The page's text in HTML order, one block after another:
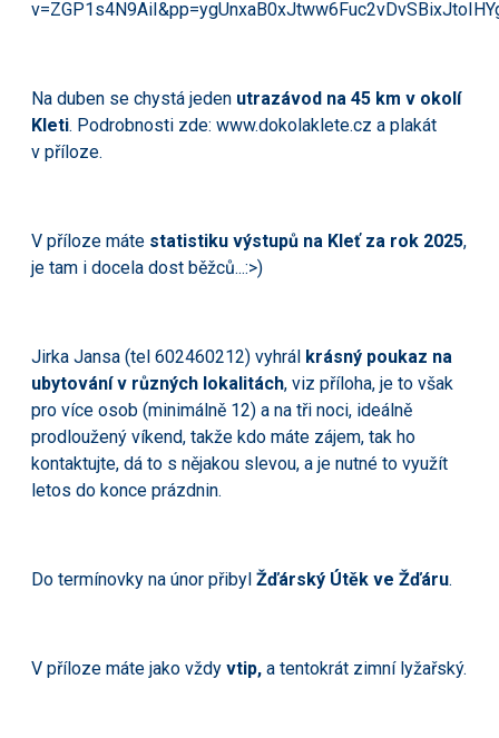
Na duben se chystá jeden utrazávod na 45 km v okolí
Kleti. Podrobnosti zde: www.dokolaklete.cz a plakát
v příloze.
V příloze máte statistiku výstupů na Kleť za rok 2025,
je tam i docela dost běžců...:>)
Jirka Jansa (tel 602460212) vyhrál krásný poukaz na
ubytování v různých lokalitách, viz příloha, je to však
pro více osob (minimálně 12) a na tři noci, ideálně
prodloužený víkend, takže kdo máte zájem, tak ho
kontaktujte, dá to s nějakou slevou, a je nutné to využít
letos do konce prázdnin.
Do termínovky na únor přibyl Žďárský Útěk ve Žďáru.
V příloze máte jako vždy vtip, a tentokrát zimní lyžařský.